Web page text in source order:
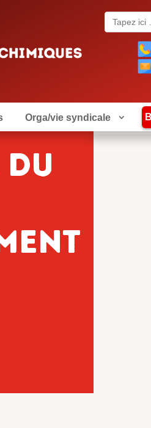
Search
for:
Orga/vie syndicale